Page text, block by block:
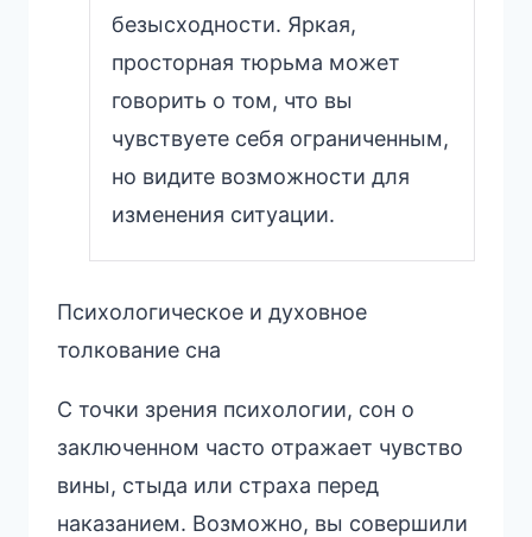
безысходности. Яркая,
просторная тюрьма может
говорить о том, что вы
чувствуете себя ограниченным,
но видите возможности для
изменения ситуации.
Психологическое и духовное
толкование сна
С точки зрения психологии, сон о
заключенном часто отражает чувство
вины, стыда или страха перед
наказанием. Возможно, вы совершили